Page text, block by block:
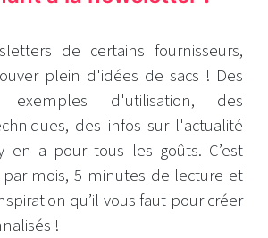
de certains fournisseurs,
plein d'idées de sacs ! Des
d'utilisation, des
des infos sur l'actualité
en a pour tous les goûts. C’est
mois, 5 minutes de lecture et
qu’il vous faut pour créer
!